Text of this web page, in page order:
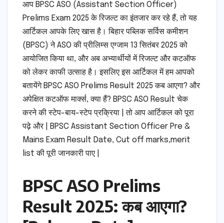
आप BPSC ASO (Assistant Section Officer)
Prelims Exam 2025 के रिजल्ट का इंतजार कर रहे हैं, तो यह
आर्टिकल आपके लिए खास है। बिहार पब्लिक सर्विस कमीशन
(BPSC) ने ASO की प्रीलिम्स एग्जाम 13 सितंबर 2025 को
आयोजित किया था, और अब अभ्यार्थीयों में रिजल्ट और कटऑफ
को लेकर काफी उत्साह है। इसलिए इस आर्टिकल में हम आपको
बतायेंगे BPSC ASO Prelims Result 2025 कब आएगा? और
अपेक्षित कटऑफ मार्क्स, क्या हैं? BPSC ASO Result चेक
करने की स्टेप-बाय-स्टेप प्रक्रिया | तो आप आर्टिकल को पूरा
पढ़े और | BPSC Assistant Section Officer Pre &
Mains Exam Result Date, Cut off marks,merit
list की पूरी जानकारी पाए |
BPSC ASO Prelims
Result 2025: कब आएगा?